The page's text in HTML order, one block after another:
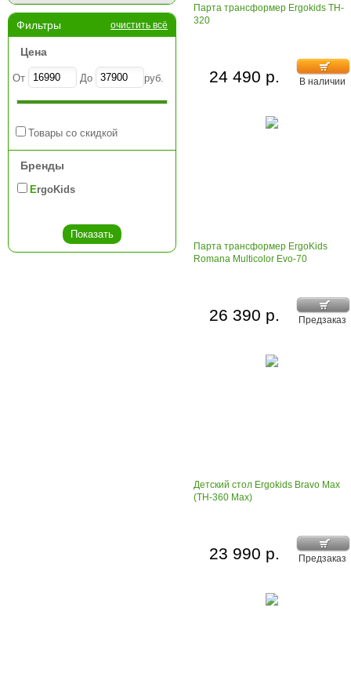
Фильтры очистить всё
Цена
От До руб.
Товары со скидкой
Бренды
ErgoKids
Парта трансформер Ergokids TH-
320
В наличии
24 490 р.
Парта трансформер ErgoKids
Romana Multicolor Evo-70
Предзаказ
26 390 р.
Детский стол Ergokids Bravo Max
(TH-360 Max)
Предзаказ
23 990 р.